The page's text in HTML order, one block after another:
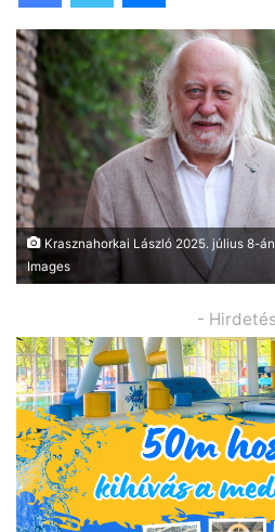
Krasznahorkai László 2025. július 8-
Images
-